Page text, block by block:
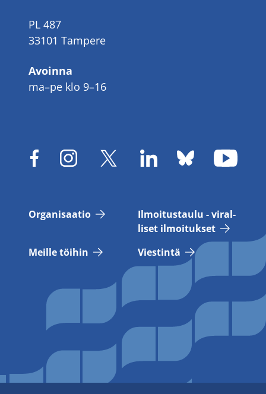
PL 487
33101 Tampere
Avoinna
ma–pe klo 9–16
Or­ga­ni­saa­tio
Il­moi­tus­tau­lu - vi­ral­
li­set il­moi­tuk­set
Meil­le töi­hin
Vies­tin­tä